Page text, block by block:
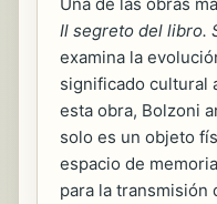
Il segreto del libro.
examina la
significado cultural
esta obra, Bolzoni
solo es un objeto
espacio de
para la transmisión